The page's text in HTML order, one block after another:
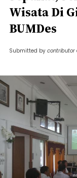
Wisata Di
BUMDes
Submitted by contributor